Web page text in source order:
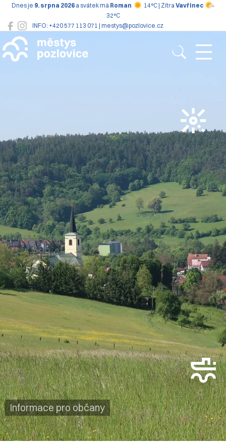
INFO: +420 577 113 071 | mestys@pozlovice.cz
Dnes je 9. srpna 2026 a svátek má Roman 14°C | Zítra Vavřinec
32°C
Pozlovice
Informace pro občany